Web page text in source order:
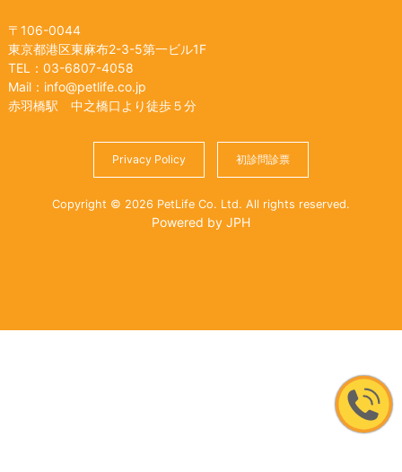
〒106-0044
東京都港区東麻布2-3-5第一ビル1F
TEL：03-6807-4058
Mail：info@petlife.co.jp
赤羽橋駅 中之橋口より徒歩５分
Privacy Policy 初診問診票
Copyright © 2026 PetLife Co. Ltd. All rights reserved.
Powered by JPH